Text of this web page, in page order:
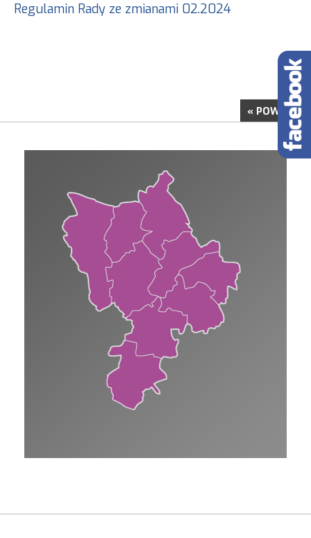
Regulamin Rady ze zmianami 02.2024
« POWRÓT